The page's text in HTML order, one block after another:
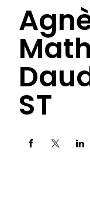
ST
Partager via